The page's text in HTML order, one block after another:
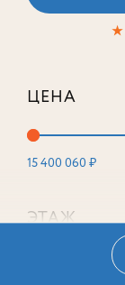
★
ЦЕНА
15 400 060 ₽
ЭТАЖ